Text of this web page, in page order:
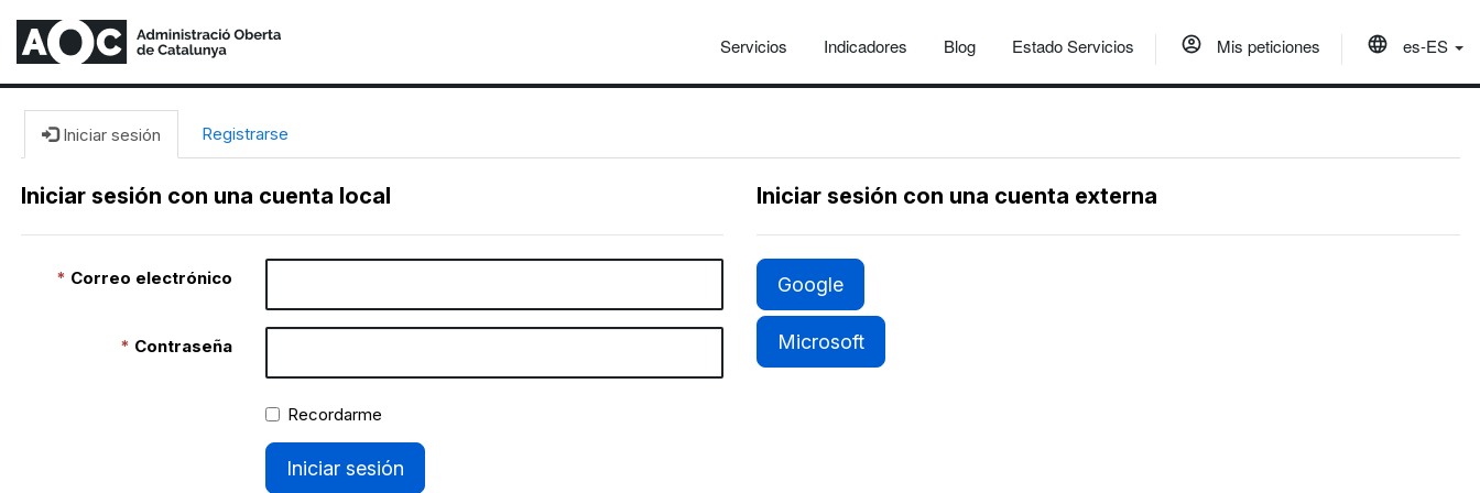
Servicios Indicadores Blog Estado Servicios Mis peticiones es-ES
Iniciar sesión Registrarse
Iniciar sesión con una cuenta local
Correo electrónico
Contraseña
Recordarme
Iniciar sesión
Iniciar sesión con una cuenta externa
Google
Microsoft